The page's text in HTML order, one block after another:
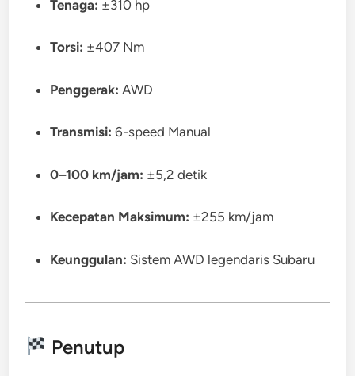
Tenaga: ±310 hp
Torsi: ±407 Nm
Penggerak: AWD
Transmisi: 6-speed Manual
0–100 km/jam: ±5,2 detik
Kecepatan Maksimum: ±255 km/jam
Keunggulan: Sistem AWD legendaris Subaru
Penutup